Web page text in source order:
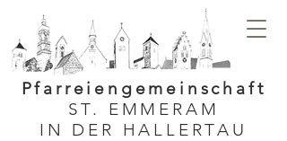
Pfarreiengemeinschaft
ST. EMMERAM
IN DER HALLERTAU